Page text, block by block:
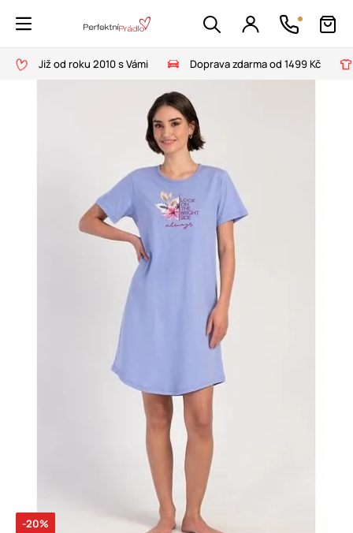
Již od roku 2010 s Vámi Doprava zdarma od 1499 Kč
-20%